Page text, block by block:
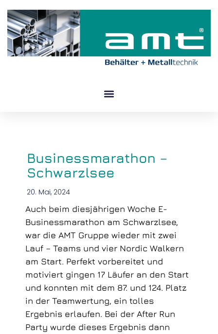
Inhalt
springen
Businessmarathon –
Schwarzlsee
20. Mai, 2024
Auch beim diesjährigen Woche E-
Businessmarathon am Schwarzlsee,
war die AMT Gruppe wieder mit zwei
Lauf – Teams und vier Nordic Walkern
am Start. Perfekt vorbereitet und
motiviert gingen 17 Läufer an den Start
und konnten mit dem 87. und 124. Platz
in der Teamwertung, ein tolles
Ergebnis erlaufen. Bei der After Run
Party wurde dieses Ergebnis dann